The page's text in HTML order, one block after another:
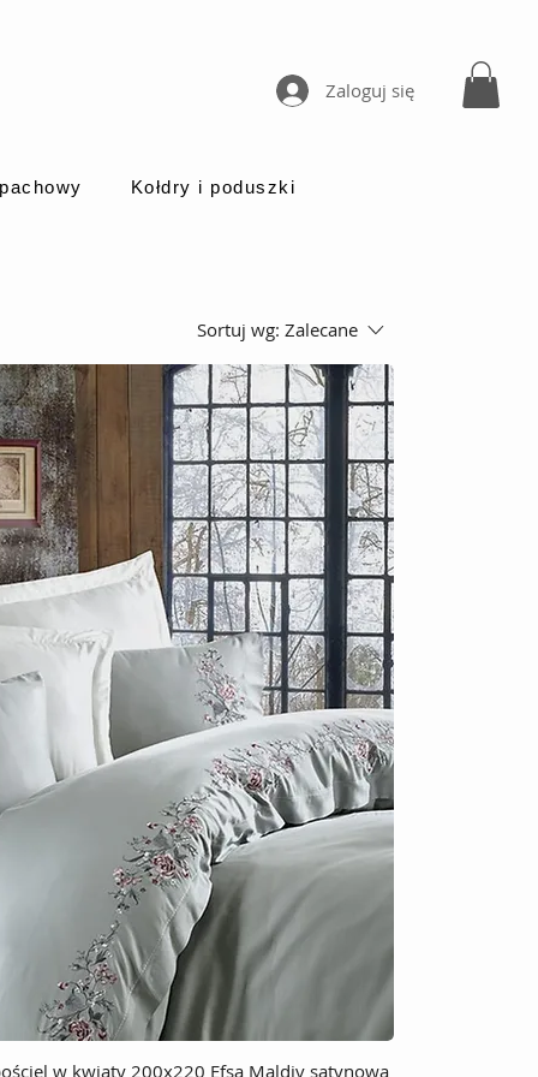
Zaloguj się
Kołdry i poduszki
Sortuj wg: Zalecane
w kwiaty 200x220 Efsa Maldiv satynowa